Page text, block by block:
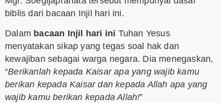
biblis dari bacaan Injil hari ini.
Dalam bacaan Injil hari ini Tuhan Yesus
menyatakan sikap yang tegas soal hak dan
kewajiban sebagai warga negara. Dia menegaskan,
“Berikanlah kepada Kaisar apa yang wajib kamu
berikan kepada Kaisar dan kepada Allah apa yang
wajib kamu berikan kepada Allah!”